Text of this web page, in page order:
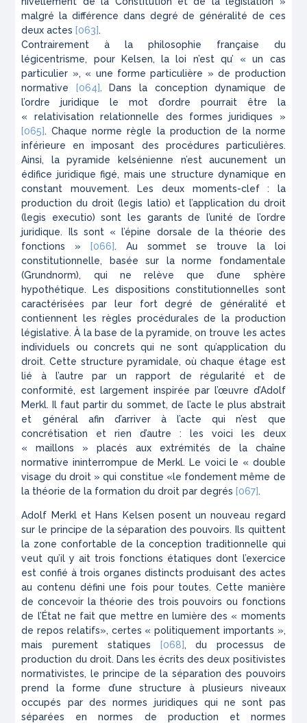
malgré la différence dans degré de généralité de ces
deux actes[063].
Contrairement à la philosophie française du
légicentrisme, pour Kelsen, la loi n’est qu’ « un cas
particulier », « une forme particulière » de production
normative [064]. Dans la conception dynamique de
l’ordre juridique le mot d’ordre pourrait être la
« relativisation relationnelle des formes juridiques »
[065]. Chaque norme règle la production de la norme
inférieure en imposant des procédures particulières.
Ainsi, la pyramide kelsénienne n’est aucunement un
édifice juridique figé, mais une structure dynamique en
constant mouvement. Les deux moments-clef : la
production du droit (legis latio) et l’application du droit
(legis executio) sont les garants de l’unité de l’ordre
juridique. Ils sont « l’épine dorsale de la théorie des
fonctions »[066]. Au sommet se trouve la loi
constitutionnelle, basée sur la norme fondamentale
(Grundnorm), qui ne relève que d’une sphère
hypothétique. Les dispositions constitutionnelles sont
caractérisées par leur fort degré de généralité et
contiennent les règles procédurales de la production
législative. À la base de la pyramide, on trouve les actes
individuels ou concrets qui ne sont qu’application du
droit. Cette structure pyramidale, où chaque étage est
lié à l’autre par un rapport de régularité et de
conformité, est largement inspirée par l’œuvre d’Adolf
Merkl. Il faut partir du sommet, de l’acte le plus abstrait
et général afin d’arriver à l’acte qui n’est que
concrétisation et rien d’autre : les voici les deux
« maillons » placés aux extrémités de la chaîne
normative ininterrompue de Merkl. Le voici le « double
visage du droit » qui constitue «le fondement même de
la théorie de la formation du droit par degrés[067].
Adolf Merkl et Hans Kelsen posent un nouveau regard
sur le principe de la séparation des pouvoirs. Ils quittent
la zone confortable de la conception traditionnelle qui
veut qu’il y ait trois fonctions étatiques dont l’exercice
est confié à trois organes distincts produisant des actes
au contenu défini une fois pour toutes. Cette manière
de concevoir la théorie des trois pouvoirs ou fonctions
de l’État ne fait que mettre en lumière des « moments
de repos relatifs», certes « politiquement importants »,
mais purement statiques [068], du processus de
production du droit. Dans les écrits des deux positivistes
normativistes, le principe de la séparation des pouvoirs
prend la forme d’une structure à plusieurs niveaux
occupés par des normes juridiques qui ne sont pas
séparées en normes de production et normes